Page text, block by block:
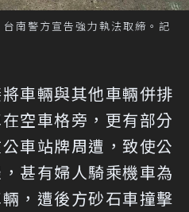
南警方宣告強力執法取締。記
車輛與其他車輛併排
空車格旁，更有部分
車站牌周遭，致使公
甚有婦人騎乘機車為
，遭後方砂石車撞擊